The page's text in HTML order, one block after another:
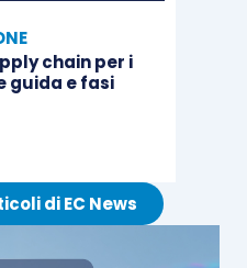
regolarmente = €
= € 5.000
(eccedenza Iva
25.000
chain per i
guida e fasi
di EC News